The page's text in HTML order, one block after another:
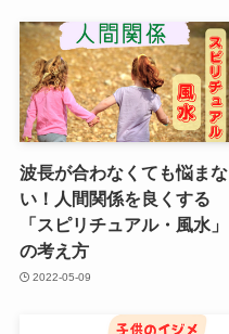
波長が合わなくても悩まな
い！人間関係を良くする
「スピリチュアル・風水」
の考え方
2022-05-09